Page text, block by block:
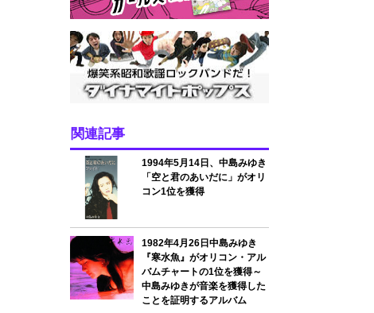
関連記事
1994年5月14日、中島みゆき
「空と君のあいだに」がオリ
コン1位を獲得
1982年4月26日中島みゆき
『寒水魚』がオリコン・アル
バムチャートの1位を獲得～
中島みゆきが音楽を獲得した
ことを証明するアルバム